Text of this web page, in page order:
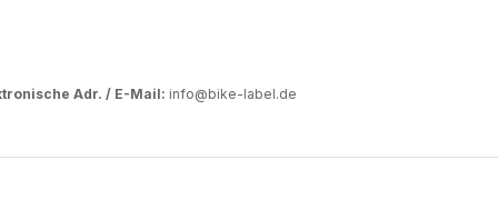
Adr. / E-Mail: info@bike-label.de